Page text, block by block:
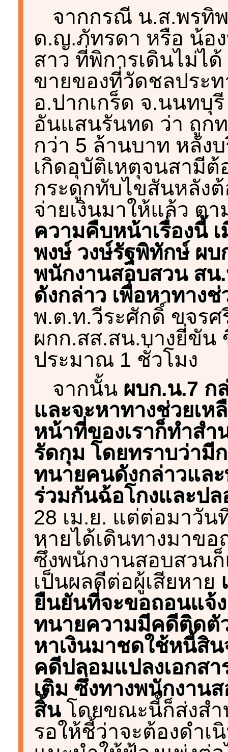
จากกรณี น.ส.พรทิ
ด.ญ.ภัทรดา หรือ น้อ
สาว ที่พิการเดินไม่ไ
ขายของที่วัดชลประ
อ.ปากเกร็ด จ.นนทบุรี
อันแสนรันทด ว่า ถูก
กว่า 5 ล้านบาท หลัง
เกิดอุบัติเหตุจนสามีต้
กระดูกทับไขสันหลัง
จ่ายเงินมาให้แล้ว ต
ความคืบหน้าเรื่องนี้
พงษ์ วงษ์รัฐพิทักษ์ ผบ
พนักงานสอบสวน สน
ดังกล่าว เพื่อหาทางช่
พ.ต.ท.วีระศักดิ์ ขจรศ
ผกก.สส.สน.บางยี่ขัน
ประมาณ 1 ชั่วโมง
จากนั้น ผบก.น.7 ก
และจะหาทางช่วยเห
หน้าที่ของเราก็ทำสำ
รัดกุม โดยทราบว่ามี
ทนายคนดังกล่าวแล
ร่วมกันฉ้อโกงและปล
28 เม.ย. แต่ต่อมาวัน
หายได้เดินทางมาข
ซึ่งพนักงานสอบสวน
เป็นผลดีต่อผู้เสียหาย
ยืนยันที่จะขอถอนแจ้ง
ทนายความมีคดีติดตั
หาเงินมาชดใช้หนี้สิ
คดีปลอมแปลงเอกสา
เติม ซึ่งทางพนักงาน
สิ้นโดยขณะนี้ก็ส่งสำ
รอให้ชี้ว่าจะต้องดำเ